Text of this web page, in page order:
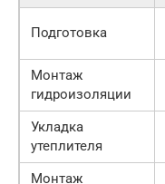
Подготовка
Монтаж
гидроизоляции
Укладка
утеплителя
Монтаж